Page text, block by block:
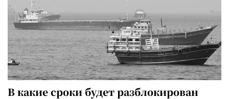
В какие сроки будет разблокирован